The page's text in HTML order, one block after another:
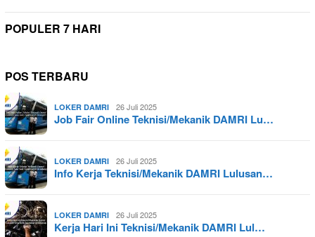
POPULER 7 HARI
POS TERBARU
LOKER DAMRI 26 Juli 2025
Job Fair Online Teknisi/Mekanik DAMRI Lu…
LOKER DAMRI 26 Juli 2025
Info Kerja Teknisi/Mekanik DAMRI Lulusan…
LOKER DAMRI 26 Juli 2025
Kerja Hari Ini Teknisi/Mekanik DAMRI Lul…